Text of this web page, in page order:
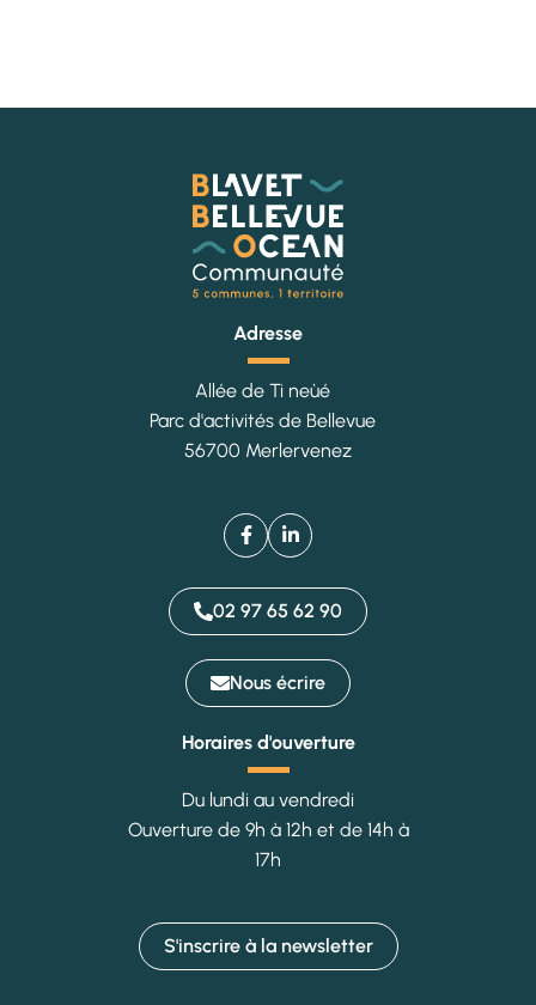
Adresse
Allée de Ti neùé
Parc d'activités de Bellevue
56700 Merlervenez
Facebook
(ouverture dans un nouvel onglet)
Linkedin
(ouverture dans un nouvel
02 97 65 62 90
Nous écrire
Horaires d'ouverture
Du lundi au vendredi
Ouverture de 9h à 12h et de 14h à
17h
S'inscrire à la newsletter